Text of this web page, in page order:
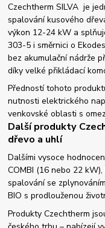
Czechtherm SILVA je
spalování kusového
výkon 12-24 kW a
303-5 i směrnici o
bez akumulační nádrže
díky velké přikládací
Předností tohoto
nutnosti elektrického
venkovské oblasti s
Další produkty
dřevo a uhlí
Dalšími vysoce
COMBI (16 nebo 22
spalování se
BIO s prodlouženou
Produkty Czechtherm